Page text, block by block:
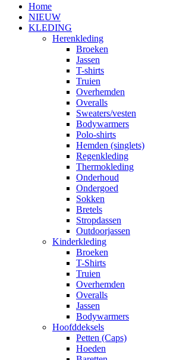
Home
NIEUW
KLEDING
Herenkleding
Broeken
Jassen
T-shirts
Truien
Overhemden
Overalls
Sweaters/vesten
Bodywarmers
Polo-shirts
Hemden (singlets)
Regenkleding
Thermokleding
Onderhoud
Ondergoed
Sokken
Bretels
Stropdassen
Outdoorjassen
Kinderkleding
Broeken
T-Shirts
Truien
Overhemden
Overalls
Jassen
Bodywarmers
Hoofddeksels
Petten (Caps)
Hoeden